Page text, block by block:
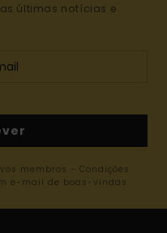
últimas notícias e
membros - Condições
e-mail de boas-vindas